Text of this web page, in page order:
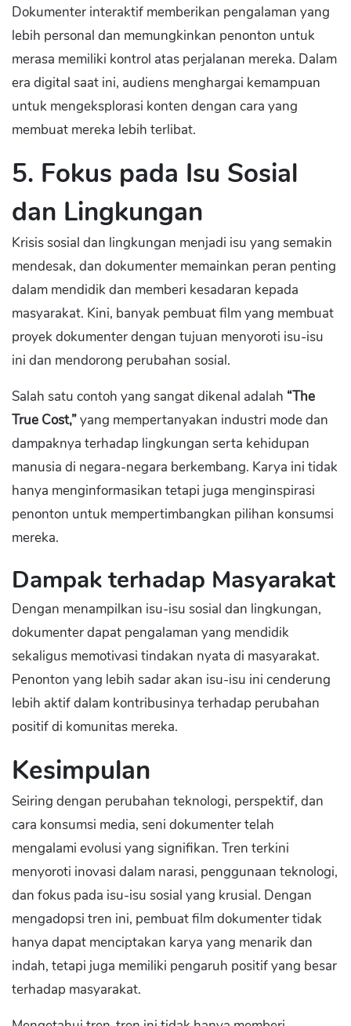
Dokumenter interaktif memberikan pengalaman yang
lebih personal dan memungkinkan penonton untuk
merasa memiliki kontrol atas perjalanan mereka. Dalam
era digital saat ini, audiens menghargai kemampuan
untuk mengeksplorasi konten dengan cara yang
membuat mereka lebih terlibat.
5. Fokus pada Isu Sosial
dan Lingkungan
Krisis sosial dan lingkungan menjadi isu yang semakin
mendesak, dan dokumenter memainkan peran penting
dalam mendidik dan memberi kesadaran kepada
masyarakat. Kini, banyak pembuat film yang membuat
proyek dokumenter dengan tujuan menyoroti isu-isu
ini dan mendorong perubahan sosial.
Salah satu contoh yang sangat dikenal adalah “The
True Cost,”yang mempertanyakan industri mode dan
dampaknya terhadap lingkungan serta kehidupan
manusia di negara-negara berkembang. Karya ini tidak
hanya menginformasikan tetapi juga menginspirasi
penonton untuk mempertimbangkan pilihan konsumsi
mereka.
Dampak terhadap Masyarakat
Dengan menampilkan isu-isu sosial dan lingkungan,
dokumenter dapat pengalaman yang mendidik
sekaligus memotivasi tindakan nyata di masyarakat.
Penonton yang lebih sadar akan isu-isu ini cenderung
lebih aktif dalam kontribusinya terhadap perubahan
positif di komunitas mereka.
Kesimpulan
Seiring dengan perubahan teknologi, perspektif, dan
cara konsumsi media, seni dokumenter telah
mengalami evolusi yang signifikan. Tren terkini
menyoroti inovasi dalam narasi, penggunaan teknologi,
dan fokus pada isu-isu sosial yang krusial. Dengan
mengadopsi tren ini, pembuat film dokumenter tidak
hanya dapat menciptakan karya yang menarik dan
indah, tetapi juga memiliki pengaruh positif yang besar
terhadap masyarakat.